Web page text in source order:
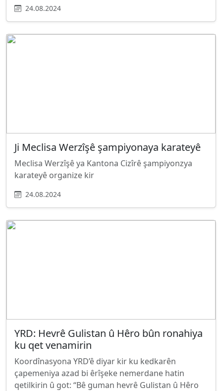
24.08.2024
Ji Meclisa Werzîşê şampiyonaya karateyê
Meclisa Werzîşê ya Kantona Cizîrê şampiyonzya
karateyê organize kir
24.08.2024
YRD: Hevrê Gulistan û Hêro bûn ronahiya
ku qet venamirin
Koordînasyona YRD’ê diyar kir ku kedkarên
çapemeniya azad bi êrîşeke nemerdane hatin
qetilkirin û got: “Bê guman hevrê Gulistan û Hêro